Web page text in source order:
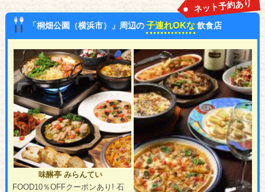
「桐畑公園（横浜市）」周辺の子連れOKな 飲食店
ネット予約あり
味醂亭 みらんてい
FOOD10％OFFクーポンあり! 石